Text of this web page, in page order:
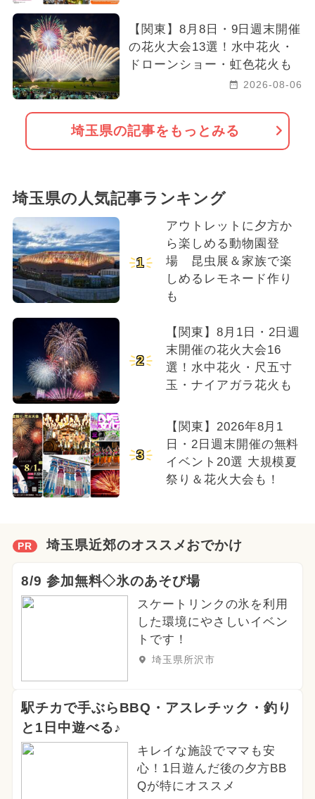
【関東】8月8日・9日週末開催
の花火大会13選！水中花火・
ドローンショー・虹色花火も
2026-08-06
埼玉県の記事をもっとみる
埼玉県の人気記事ランキング
1
アウトレットに夕方か
ら楽しめる動物園登
場 昆虫展＆家族で楽
しめるレモネード作り
も
2
【関東】8月1日・2日週
末開催の花火大会16
選！水中花火・尺五寸
玉・ナイアガラ花火も
3
【関東】2026年8月1
日・2日週末開催の無料
イベント20選 大規模夏
祭り＆花火大会も！
PR 埼玉県近郊のオススメおでかけ
8/9 参加無料◇氷のあそび場
スケートリンクの氷を利用
した環境にやさしいイベン
トです！
埼玉県所沢市
駅チカで手ぶらBBQ・アスレチック・釣り
と1日中遊べる♪
キレイな施設でママも安
心！1日遊んだ後の夕方BB
Qが特にオススメ